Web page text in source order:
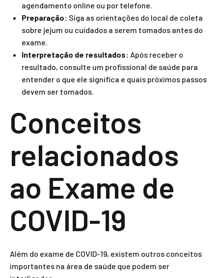
agendamento online ou por telefone.
Preparação: Siga as orientações do local de coleta
sobre jejum ou cuidados a serem tomados antes do
exame.
Interpretação de resultados: Após receber o
resultado, consulte um profissional de saúde para
entender o que ele significa e quais próximos passos
devem ser tomados.
Conceitos
relacionados
ao Exame de
COVID-19
Além do exame de COVID-19, existem outros conceitos
importantes na área de saúde que podem ser